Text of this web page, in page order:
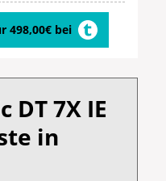
498,00€ bei
DT 7X IE
in